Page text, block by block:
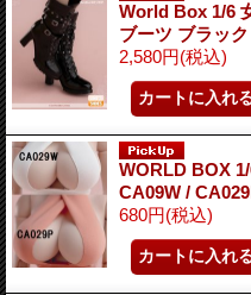
World Box 1/6
ブーツ ブラッ
2,580円(税込)
WORLD BOX
CA09W /
680円(税込)